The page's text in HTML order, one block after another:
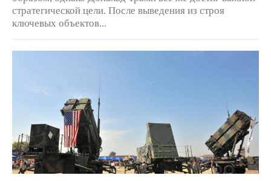
стратегической цели. После выведения из строя
ключевых объектов...